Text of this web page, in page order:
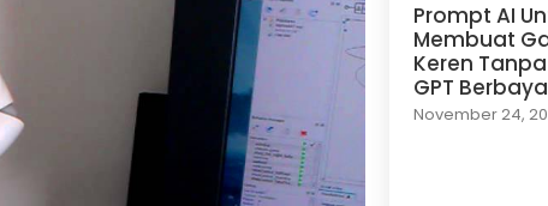
Prompt AI
Membuat
Keren
GPT
November 24,